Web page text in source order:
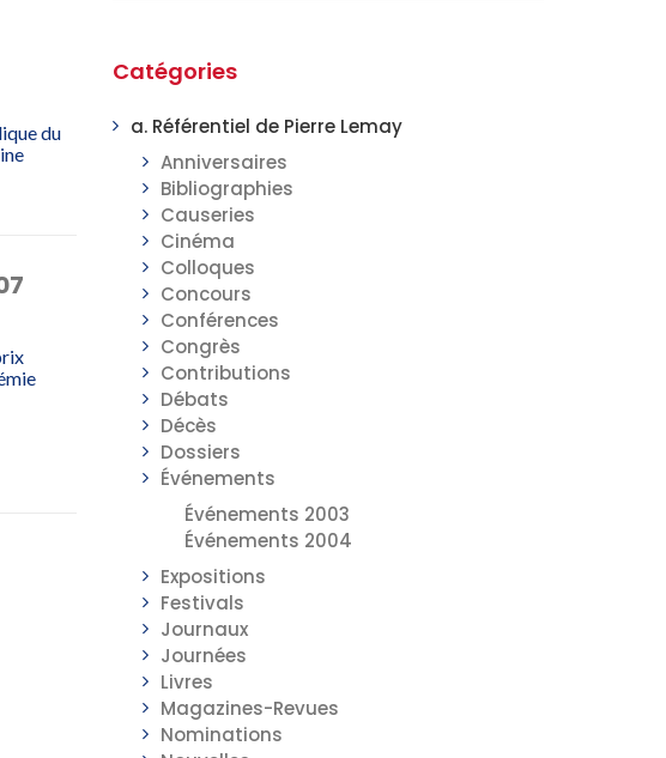
du
Catégories
a. Référentiel de Pierre Lemay
Anniversaires
Bibliographies
Causeries
Cinéma
Colloques
Concours
Conférences
Congrès
Contributions
Débats
Décès
Dossiers
Événements
Événements 2003
Événements 2004
Expositions
Festivals
Journaux
Journées
Livres
Magazines-Revues
Nominations